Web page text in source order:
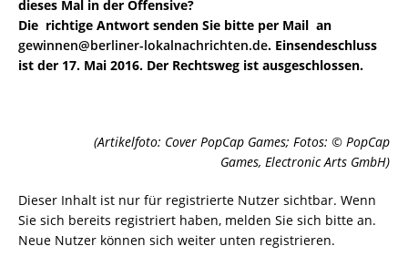
dieses Mal in der Offensive?
Die richtige Antwort senden Sie bitte per Mail an
gewinnen@berliner-lokalnachrichten.de. Einsendeschluss
ist der 17. Mai 2016. Der Rechtsweg ist ausgeschlossen.
(Artikelfoto: Cover PopCap Games; Fotos: © PopCap
Games, Electronic Arts GmbH)
Dieser Inhalt ist nur für registrierte Nutzer sichtbar. Wenn
Sie sich bereits registriert haben, melden Sie sich bitte an.
Neue Nutzer können sich weiter unten registrieren.